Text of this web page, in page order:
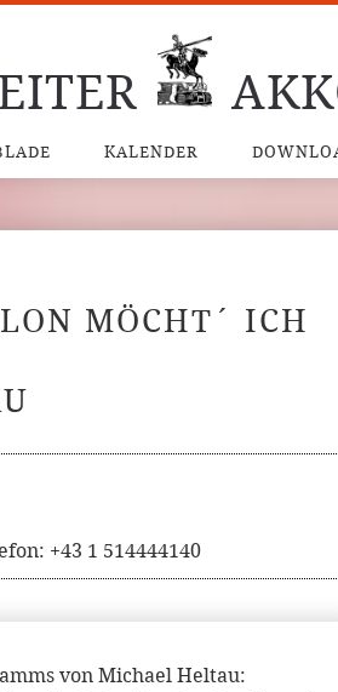
KALENDER
MÖCHT´ ICH
+43 1 514444140
von Michael Heltau: